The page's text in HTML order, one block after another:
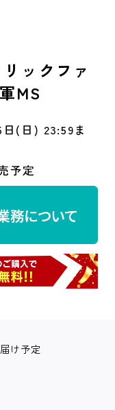
ックファ
MS
(日) 23:59ま
予定
け予定